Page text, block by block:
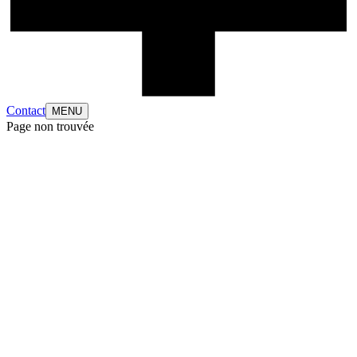
Contact MENU
Page non trouvée